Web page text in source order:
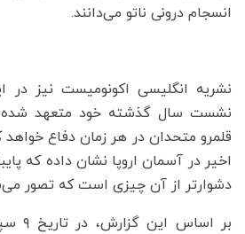
انسجام درونی ناتو می‌دانند.
نشریه انگلیسی اکونومیست نیز در
نشست سال گذشته خود متعهد شده
قلمرو متحدان در هر زمان دفاع خواهد
اخیر در آسمان اروپا نشان داده که
دشوارتر از آن چیزی است که تصور